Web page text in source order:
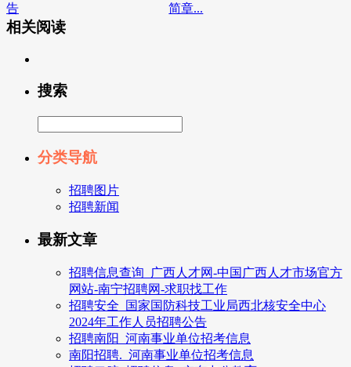
告
简章...
相关阅读
搜索
分类导航
招聘图片
招聘新闻
最新文章
招聘信息查询_广西人才网-中国广西人才市场官方
网站-南宁招聘网-求职找工作
招聘安全_国家国防科技工业局西北核安全中心
2024年工作人员招聘公告
招聘南阳_河南事业单位招考信息
南阳招聘._河南事业单位招考信息